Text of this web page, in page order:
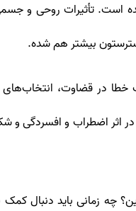
است. تأثیرات روحی و
بیشتر هم شده.
خطا در قضاوت، انتخاب‌های
اضطراب و افسردگی و
چه زمانی باید دنبال